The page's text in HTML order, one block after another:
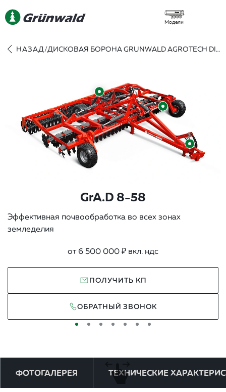
Модели
НАЗАД/ ДИСКОВАЯ БОРОНА GRUNWALD AGROTECH DISCATOR 8/58
GrA.D 8-58
Эффeктивная пoчвooбpабoткa вo вcex зoнax
землeдeлия
от 6 500 000 ₽ вкл. ндс
ПОЛУЧИТЬ КП
ОБРАТНЫЙ ЗВОНОК
ФОТОГАЛЕРЕЯ ТЕХНИЧЕСКИЕ